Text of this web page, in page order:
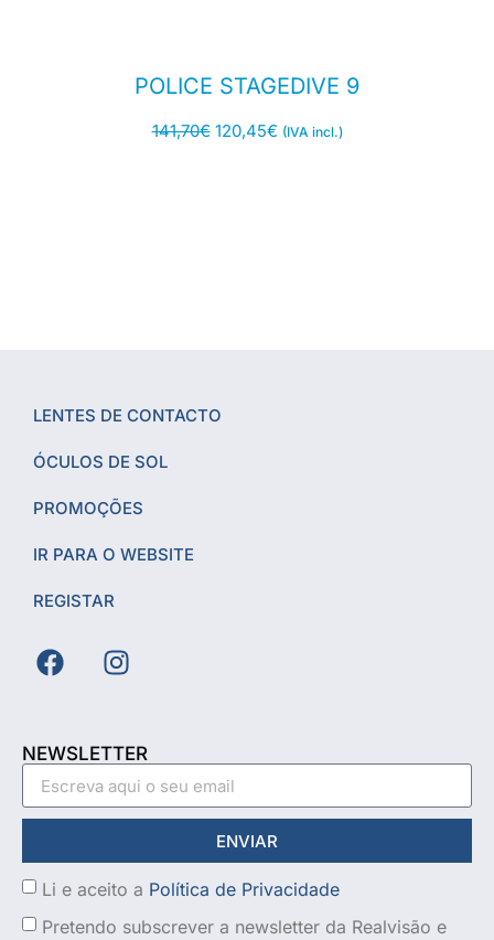
POLICE STAGEDIVE 9
141,70€ 120,45€ (IVA incl.)
LENTES DE CONTACTO
ÓCULOS DE SOL
PROMOÇÕES
IR PARA O WEBSITE
REGISTAR
NEWSLETTER
Li e aceito a Política de Privacidade
Pretendo subscrever a newsletter da Realvisão e
ENVIAR